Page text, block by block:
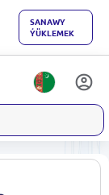
SANAWY
ÝÜKLEMEK